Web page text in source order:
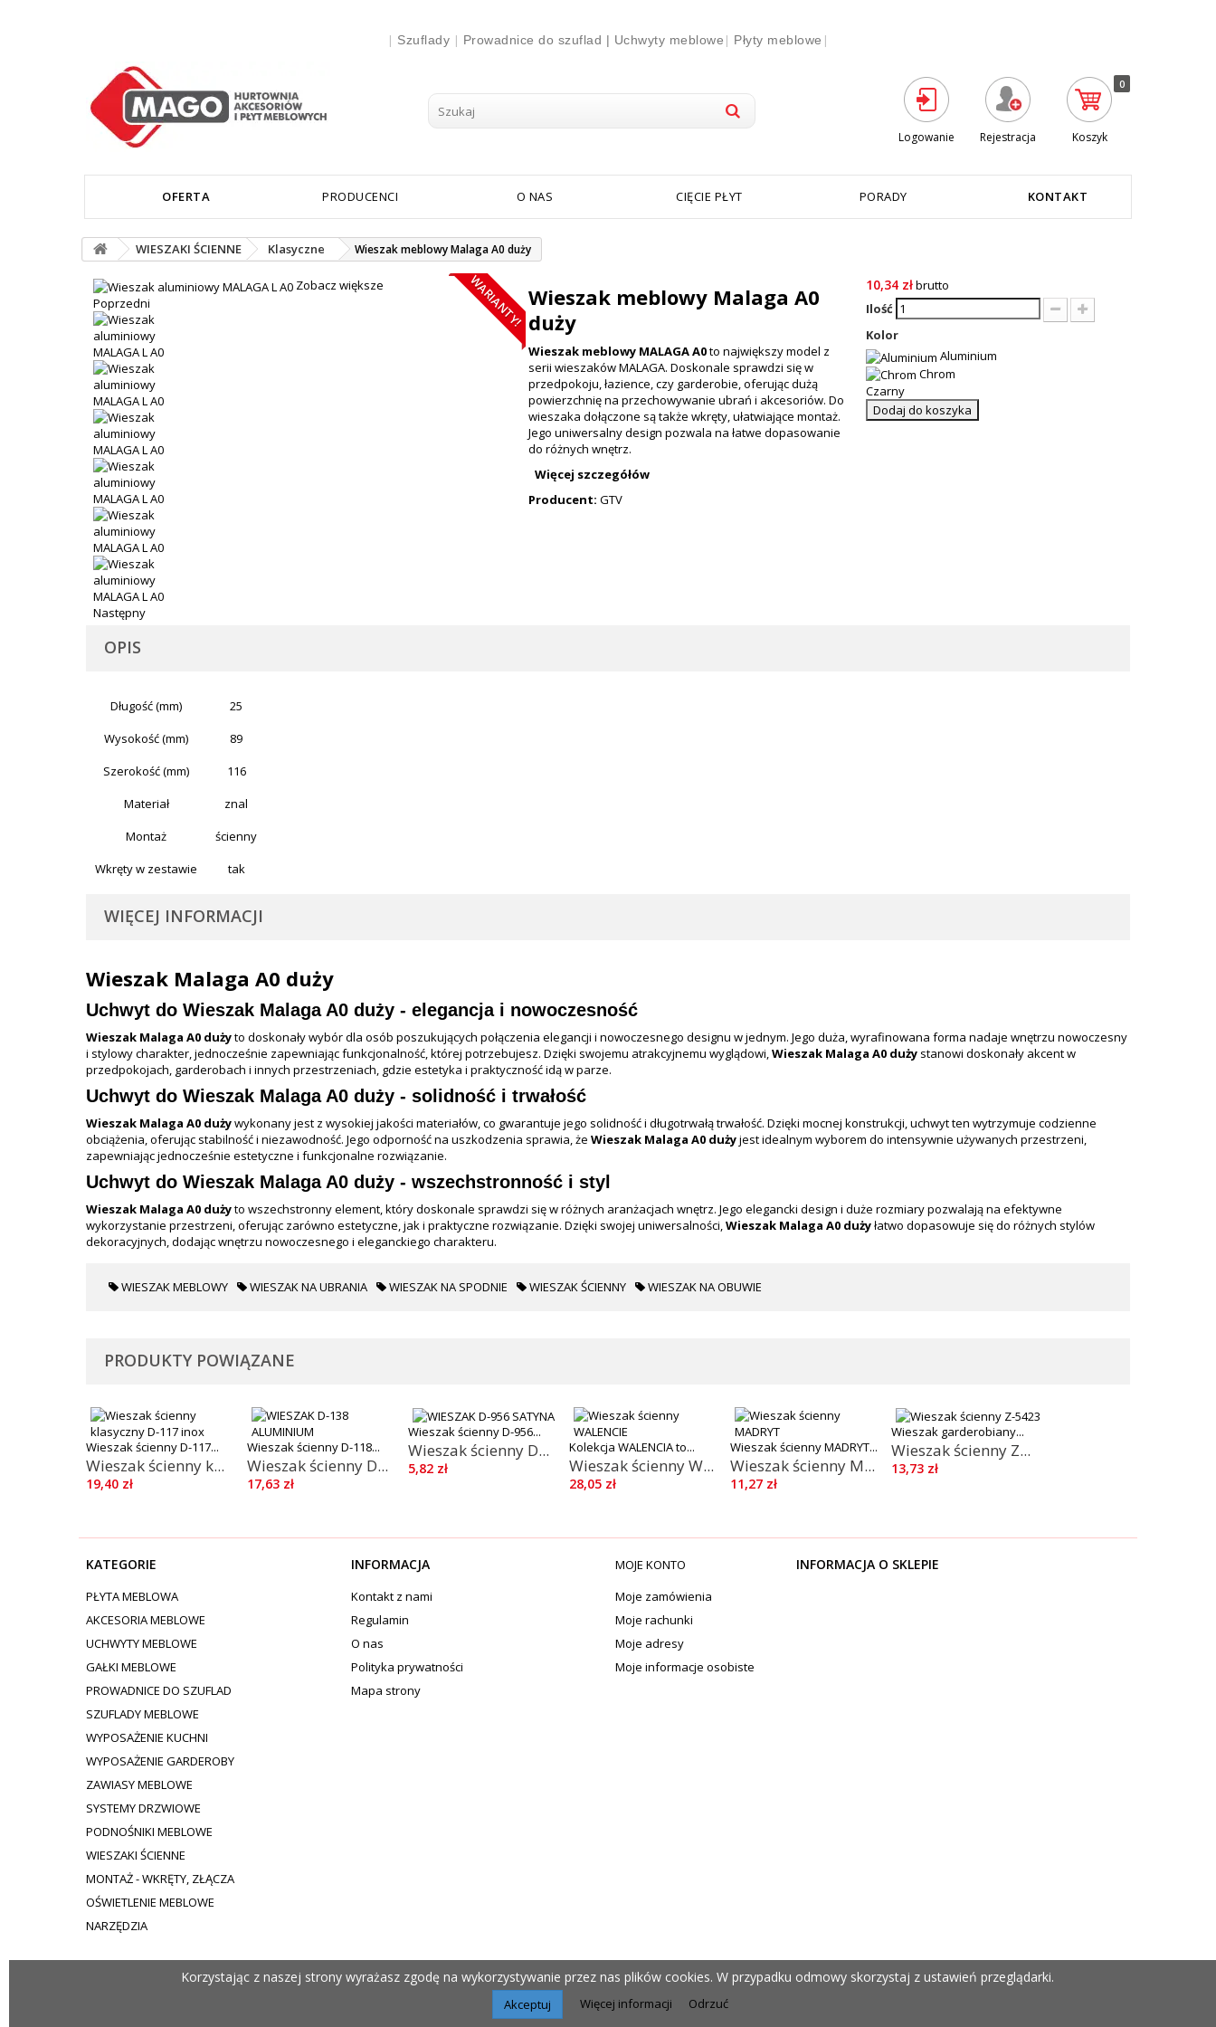
| Szuflady | Prowadnice do szuflad | Uchwyty meblowe | Płyty meblowe |
Logowanie Rejestracja Koszyk
0
OFERTA PRODUCENCI O NAS CIĘCIE PŁYT PORADY KONTAKT
WIESZAKI ŚCIENNE Klasyczne Wieszak meblowy Malaga A0 duży
WARIANTY!
Zobacz większe
Poprzedni
Następny
Wieszak meblowy Malaga A0
duży
Wieszak meblowy MALAGA A0to największy model z
serii wieszaków MALAGA. Doskonale sprawdzi się w
przedpokoju, łazience, czy garderobie, oferując dużą
powierzchnię na przechowywanie ubrań i akcesoriów. Do
wieszaka dołączone są także wkręty, ułatwiające montaż.
Jego uniwersalny design pozwala na łatwe dopasowanie
do różnych wnętrz.
Więcej szczegółów
Producent: GTV
10,34 złbrutto
Ilość
Kolor
Aluminium
Chrom
Czarny
Dodaj do koszyka
OPIS
Długość (mm)
25
Wysokość (mm)
89
Szerokość (mm)
116
Materiał
znal
Montaż
ścienny
Wkręty w zestawie
tak
WIĘCEJ INFORMACJI
Wieszak Malaga A0 duży
Uchwyt do Wieszak Malaga A0 duży - elegancja i nowoczesność
Wieszak Malaga A0 dużyto doskonały wybór dla osób poszukujących połączenia elegancji i nowoczesnego designu w jednym. Jego duża, wyrafinowana forma nadaje wnętrzu nowoczesny
i stylowy charakter, jednocześnie zapewniając funkcjonalność, której potrzebujesz. Dzięki swojemu atrakcyjnemu wyglądowi, Wieszak Malaga A0 duży stanowi doskonały akcent w
przedpokojach, garderobach i innych przestrzeniach, gdzie estetyka i praktyczność idą w parze.
Uchwyt do Wieszak Malaga A0 duży - solidność i trwałość
Wieszak Malaga A0 dużywykonany jest z wysokiej jakości materiałów, co gwarantuje jego solidność i długotrwałą trwałość. Dzięki mocnej konstrukcji, uchwyt ten wytrzymuje codzienne
obciążenia, oferując stabilność i niezawodność. Jego odporność na uszkodzenia sprawia, że Wieszak Malaga A0 dużyjest idealnym wyborem do intensywnie używanych przestrzeni,
zapewniając jednocześnie estetyczne i funkcjonalne rozwiązanie.
Uchwyt do Wieszak Malaga A0 duży - wszechstronność i styl
Wieszak Malaga A0 dużyto wszechstronny element, który doskonale sprawdzi się w różnych aranżacjach wnętrz. Jego elegancki design i duże rozmiary pozwalają na efektywne
wykorzystanie przestrzeni, oferując zarówno estetyczne, jak i praktyczne rozwiązanie. Dzięki swojej uniwersalności, Wieszak Malaga A0 dużyłatwo dopasowuje się do różnych stylów
dekoracyjnych, dodając wnętrzu nowoczesnego i eleganckiego charakteru.
WIESZAK MEBLOWY WIESZAK NA UBRANIA WIESZAK NA SPODNIE WIESZAK ŚCIENNY WIESZAK NA OBUWIE
PRODUKTY POWIĄZANE
Wieszak ścienny D-117...
Wieszak ścienny k...
19,40 zł
Wieszak ścienny D-118...
Wieszak ścienny D...
17,63 zł
Wieszak ścienny D-956...
Wieszak ścienny D...
5,82 zł
Kolekcja WALENCIA to...
Wieszak ścienny W...
28,05 zł
Wieszak ścienny MADRYT...
Wieszak ścienny M...
11,27 zł
Wieszak garderobiany...
Wieszak ścienny Z...
13,73 zł
KATEGORIE
PŁYTA MEBLOWA
AKCESORIA MEBLOWE
UCHWYTY MEBLOWE
GAŁKI MEBLOWE
PROWADNICE DO SZUFLAD
SZUFLADY MEBLOWE
WYPOSAŻENIE KUCHNI
WYPOSAŻENIE GARDEROBY
ZAWIASY MEBLOWE
SYSTEMY DRZWIOWE
PODNOŚNIKI MEBLOWE
WIESZAKI ŚCIENNE
MONTAŻ - WKRĘTY, ZŁĄCZA
OŚWIETLENIE MEBLOWE
NARZĘDZIA
INFORMACJA
Kontakt z nami
Regulamin
O nas
Polityka prywatności
Mapa strony
MOJE KONTO
Moje zamówienia
Moje rachunki
Moje adresy
Moje informacje osobiste
INFORMACJA O SKLEPIE
Korzystając z naszej strony wyrażasz zgodę na wykorzystywanie przez nas plików cookies. W przypadku odmowy skorzystaj z ustawień przeglądarki.
Akceptuj Więcej informacji Odrzuć